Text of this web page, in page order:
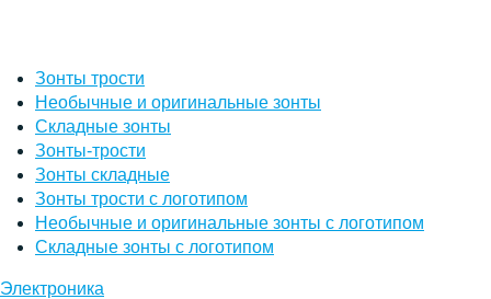
Зонты трости
Необычные и оригинальные зонты
Складные зонты
Зонты-трости
Зонты складные
Зонты трости с логотипом
Необычные и оригинальные зонты с логотипом
Складные зонты с логотипом
Электроника